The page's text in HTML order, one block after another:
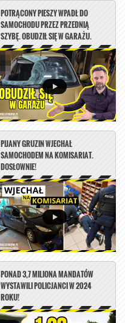
POTRĄCONY PIESZY WPADŁ DO
SAMOCHODU PRZEZ PRZEDNIĄ
SZYBĘ. OBUDZIŁ SIĘ W GARAŻU.
PIJANY GRUZIN WJECHAŁ
SAMOCHODEM NA KOMISARIAT.
DOSŁOWNIE!
PONAD 3,7 MILIONA MANDATÓW
WYSTAWILI POLICJANCI W 2024
ROKU!